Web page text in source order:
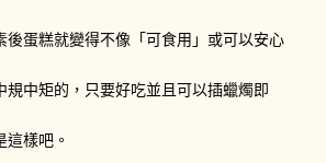
後蛋糕就變得不像「可食用」或可以安心
規中矩的，只要好吃並且可以插蠟燭即
樣吧。